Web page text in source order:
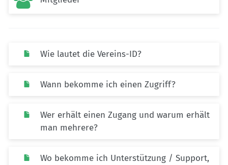
Wie lautet die Vereins-ID?
Wann bekomme ich einen Zugriff?
Wer erhält einen Zugang und warum erhält
man mehrere?
Wo bekomme ich Unterstützung / Support,